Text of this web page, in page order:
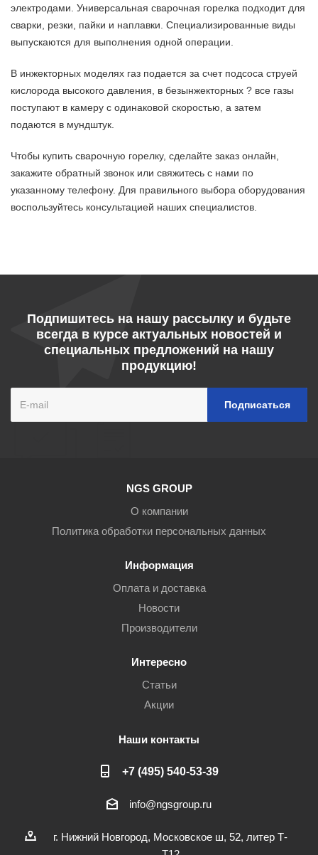
электродами. Универсальная сварочная горелка подходит для
сварки, резки, пайки и наплавки. Специализированные виды
выпускаются для выполнения одной операции.
В инжекторных моделях газ подается за счет подсоса струей
кислорода высокого давления, в безынжекторных ? все газы
поступают в камеру с одинаковой скоростью, а затем
подаются в мундштук.
Чтобы купить сварочную горелку, сделайте заказ онлайн,
закажите обратный звонок или свяжитесь с нами по
указанному телефону. Для правильного выбора оборудования
воспользуйтесь консультацией наших специалистов.
Подпишитесь на нашу рассылку и будьте
всегда в курсе актуальных новостей и
специальных предложений на нашу
продукцию!
NGS GROUP
О компании
Политика обработки персональных данных
Информация
Оплата и доставка
Новости
Производители
Интересно
Статьи
Акции
Наши контакты
+7 (495) 540-53-39
info@ngsgroup.ru
г. Нижний Новгород, Московское ш, 52, литер Т-